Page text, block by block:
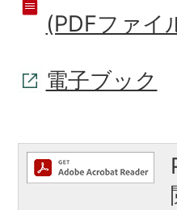
(PDFファイ
電子ブック